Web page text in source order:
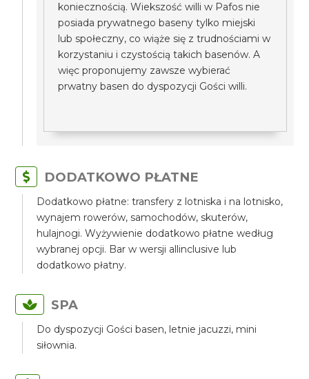
koniecznością. Wiekszość willi w Pafos nie
posiada prywatnego baseny tylko miejski
lub społeczny, co wiąże się z trudnościami w
korzystaniu i czystością takich basenów. A
więc proponujemy zawsze wybierać
prwatny basen do dyspozycji Gości willi.
DODATKOWO PŁATNE
Dodatkowo płatne: transfery z lotniska i na lotnisko,
wynajem rowerów, samochodów, skuterów,
hulajnogi. Wyżywienie dodatkowo płatne według
wybranej opcji. Bar w wersji allinclusive lub
dodatkowo płatny.
SPA
Do dyspozycji Gości basen, letnie jacuzzi, mini
siłownia.